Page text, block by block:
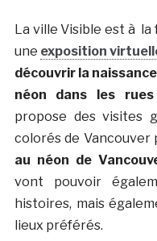
La ville Visible est à
une exposition
découvrir la
néon dans les rues
propose des visites
colorés de Vancouver
au néon de
vont pouvoir
histoires, mais
lieux préférés.